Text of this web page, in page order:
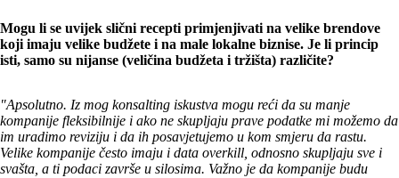
Mogu li se uvijek slični recepti primjenjivati na velike brendove
koji imaju velike budžete i na male lokalne biznise. Je li princip
isti, samo su nijanse (veličina budžeta i tržišta) različite?
"Apsolutno. Iz mog konsalting iskustva mogu reći da su manje
kompanije fleksibilnije i ako ne skupljaju prave podatke mi možemo da
im uradimo reviziju i da ih posavjetujemo u kom smjeru da rastu.
Velike kompanije često imaju i data overkill, odnosno skupljaju sve i
svašta, a ti podaci završe u silosima. Važno je da kompanije budu